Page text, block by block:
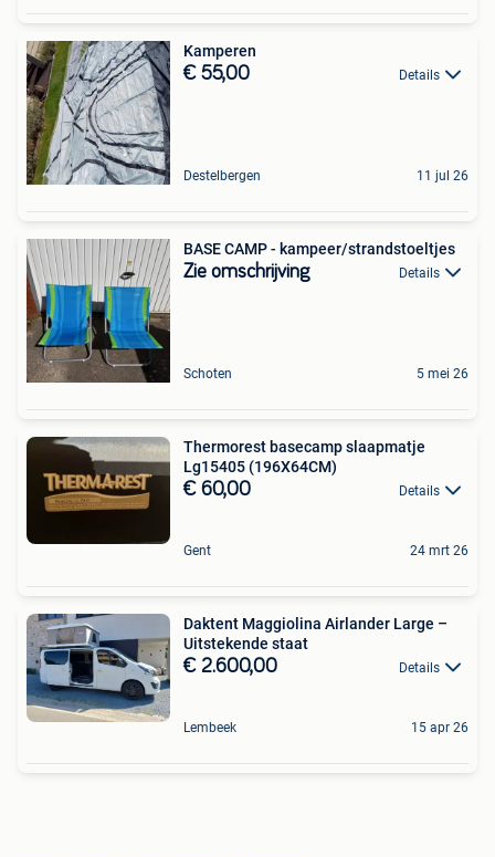
Kamperen
€ 55,00 Details
Destelbergen 11 jul 26
BASE CAMP - kampeer/strandstoeltjes
Zie omschrijving Details
Schoten 5 mei 26
Thermorest basecamp slaapmatje
Lg15405 (196X64CM)
€ 60,00 Details
Gent 24 mrt 26
Daktent Maggiolina Airlander Large –
Uitstekende staat
€ 2.600,00 Details
Lembeek 15 apr 26